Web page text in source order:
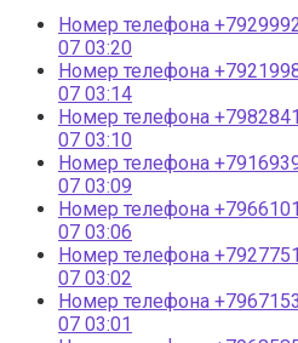
Номер телефона
07 03:20
Номер телефона
07 03:14
Номер телефона
07 03:10
Номер телефона
07 03:09
Номер телефона
07 03:06
Номер телефона
07 03:02
Номер телефона
07 03:01